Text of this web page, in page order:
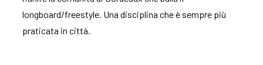
longboard/freestyle. Una disciplina che è sempre più
praticata in città.